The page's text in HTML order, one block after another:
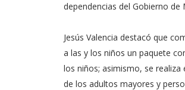
dependencias del Gobierno de
Jesús Valencia destacó que
a las y los niños un paquete
los niños; asimismo, se realiza
de los adultos mayores y